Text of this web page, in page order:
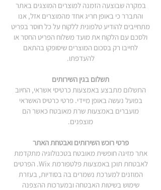
במקרה שבוצעה הזמנה למוצרים המוצגים באתר
והתברר כי באופן חריג אחד מהמוצרים אזל, אנו
מתחייבים להודיע טלפונית ללקוח על כל חוסר בפריט
ולסכם עם הלקוח את מועד משלוח הפריט החסר או
לחייבו רק בסכום המוצרים שיסופקו בהתאם
להעדפתו.
תשלום בגין השירותים
התשלום מתבצע באמצעות כרטיסי אשראי, החיוב
בפועל נעשה באופן מיידי. פרטי כרטיס האשראי
מועברים באמצעות שרת מאובטח כאשר הם
מוצפנים.
פרטי רוכש השירותים ואבטחת האתר
אתר מזיגה חופשית מאובטח בטכנולוגיה מתקדמת
לאבטחת תוכן באמצעות פלטפורמת Wix. הפרטים
המוזנים למערכת נשמרים בה בסודיות, בעזרת
שימוש בשיטות האבטחה ובמערכות ההצפנה